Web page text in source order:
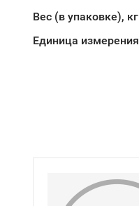
Вес (в упаковке), кг
Единица измерения